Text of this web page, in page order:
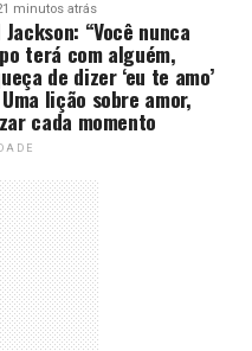
minutos atrás
“Você nunca
terá com alguém,
de dizer ‘eu te amo’
lição sobre amor,
cada momento